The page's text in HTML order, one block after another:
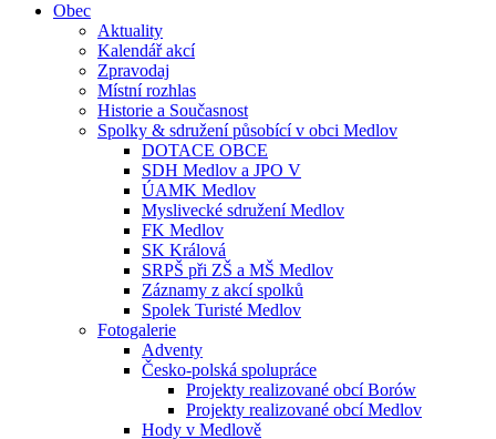
Obec
Aktuality
Kalendář akcí
Zpravodaj
Místní rozhlas
Historie a Současnost
Spolky & sdružení působící v obci Medlov
DOTACE OBCE
SDH Medlov a JPO V
ÚAMK Medlov
Myslivecké sdružení Medlov
FK Medlov
SK Králová
SRPŠ při ZŠ a MŠ Medlov
Záznamy z akcí spolků
Spolek Turisté Medlov
Fotogalerie
Adventy
Česko-polská spolupráce
Projekty realizované obcí Borów
Projekty realizované obcí Medlov
Hody v Medlově